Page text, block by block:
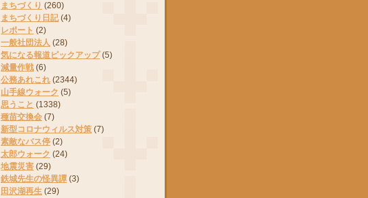
まちづくり (260)
まちづくり日記 (4)
レポート (2)
一般社団法人 (28)
気になる報道ピックアップ (5)
減量作戦 (6)
公務あれこれ (2344)
山手線ウォーク (5)
思うこと (1338)
種苗交換会 (7)
新型コロナウィルス対策 (7)
素敵なバス停 (2)
太郎ウォーク (24)
地震災害 (29)
鉄城先生の怪異譚 (3)
田沢湖再生 (29)